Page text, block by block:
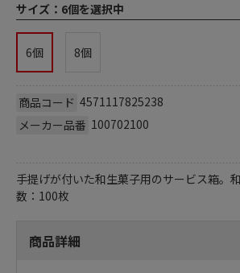
サイズ： 6個を選択中
6個 8個
商品コード 4571117825238
メーカー品番 100702100
手提げが付いた和生菓子用のサービス箱。
数：100枚
商品詳細